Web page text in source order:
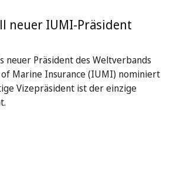
neuer IUMI-Präsident
neuer Präsident des Weltverbands
Marine Insurance (IUMI) nominiert
Vizepräsident ist der einzige